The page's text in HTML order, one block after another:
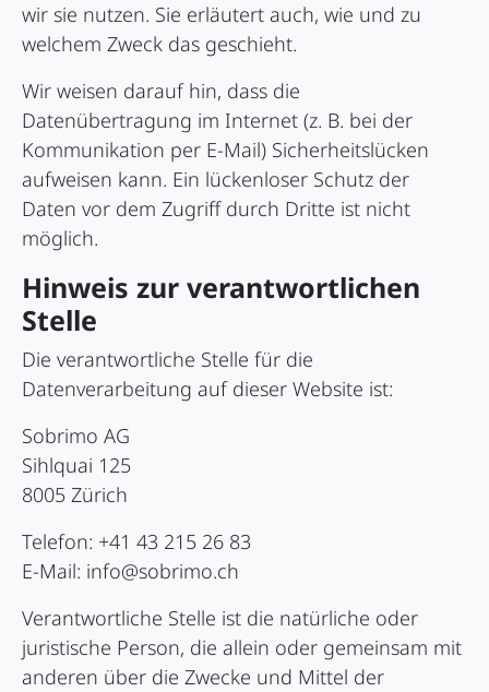
wir sie nutzen. Sie erläutert auch, wie und zu
welchem Zweck das geschieht.
Wir weisen darauf hin, dass die
Datenübertragung im Internet (z. B. bei der
Kommunikation per E-Mail) Sicherheitslücken
aufweisen kann. Ein lückenloser Schutz der
Daten vor dem Zugriff durch Dritte ist nicht
möglich.
Hinweis zur verantwortlichen
Stelle
Die verantwortliche Stelle für die
Datenverarbeitung auf dieser Website ist:
Sobrimo AG
Sihlquai 125
8005 Zürich
Telefon: +41 43 215 26 83
E-Mail: info@sobrimo.ch
Verantwortliche Stelle ist die natürliche oder
juristische Person, die allein oder gemeinsam mit
anderen über die Zwecke und Mittel der